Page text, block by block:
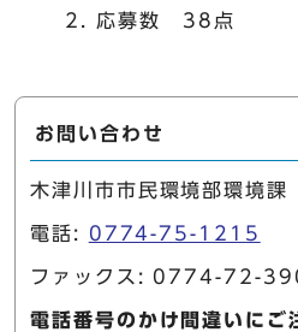
応募数 38点
お問い合わせ
木津川市市民環境部環境課
電話: 0774-75-1215
ファックス: 0774-72-
電話番号のかけ間違いにご